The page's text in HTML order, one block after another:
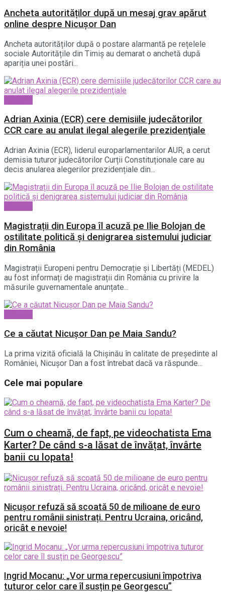
Ancheta autorităților după un mesaj grav apărut
online despre Nicușor Dan
Ancheta autorităților după o postare alarmantă pe rețelele
sociale Autoritățile din Timiș au demarat o anchetă după
apariția unei postări...
Adrian Axinia (ECR) cere demisiile judecătorilor
CCR care au anulat ilegal alegerile prezidenţiale
Adrian Axinia (ECR), liderul europarlamentarilor AUR, a cerut
demisia tuturor judecătorilor Curții Constituționale care au
decis anularea alegerilor prezidențiale din...
Magistrații din Europa îl acuză pe Ilie Bolojan de
ostilitate politică și denigrarea sistemului judiciar
din România
Magistrații Europeni pentru Democrație și Libertăți (MEDEL)
au fost informați de magistrații din România cu privire la
măsurile guvernamentale anunțate...
Ce a căutat Nicușor Dan pe Maia Sandu?
La prima vizită oficială la Chișinău în calitate de președinte al
României, Nicușor Dan a fost întrebat dacă va răspunde...
Cele mai populare
Cum o cheamă, de fapt, pe videochatista Ema
Karter? De când s-a lăsat de învățat, învârte
banii cu lopata!
Nicușor refuză să scoată 50 de milioane de euro
pentru românii sinistrați. Pentru Ucraina, oricând,
oricât e nevoie!
Ingrid Mocanu: „Vor urma repercusiuni împotriva
tuturor celor care îl susțin pe Georgescu”